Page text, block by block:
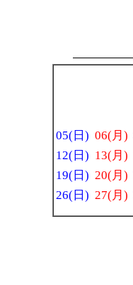
05(日) 06(月)
12(日) 13(月)
19(日) 20(月)
26(日) 27(月)